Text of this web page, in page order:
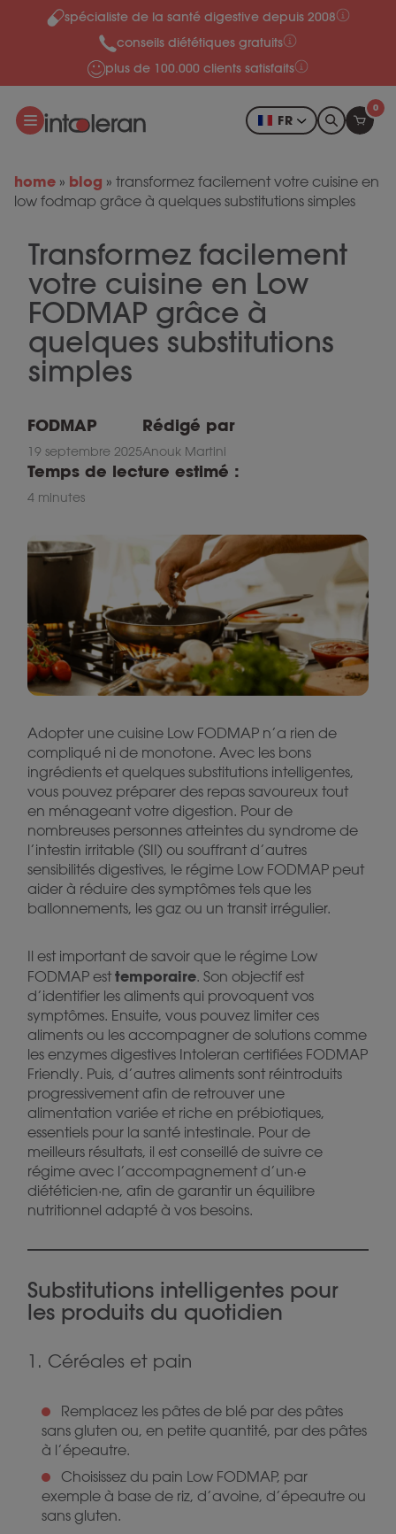
Skip to content
spécialiste de la santé digestive depuis 2008
conseils diététiques gratuits
plus de 100.000 clients satisfaits
FR
0
home » blog » transformez facilement votre cuisine en
low fodmap grâce à quelques substitutions simples
Transformez facilement
votre cuisine en Low
FODMAP grâce à
quelques substitutions
simples
FODMAP
19 septembre 2025
Rédigé par
Anouk Martini
Temps de lecture estimé :
4 minutes
Adopter une cuisine Low FODMAP n’a rien de
compliqué ni de monotone. Avec les bons
ingrédients et quelques substitutions intelligentes,
vous pouvez préparer des repas savoureux tout
en ménageant votre digestion. Pour de
nombreuses personnes atteintes du syndrome de
l’intestin irritable (SII) ou souffrant d’autres
sensibilités digestives, le régime Low FODMAP peut
aider à réduire des symptômes tels que les
ballonnements, les gaz ou un transit irrégulier.
Il est important de savoir que le régime Low
FODMAP esttemporaire. Son objectif est
d’identifier les aliments qui provoquent vos
symptômes. Ensuite, vous pouvez limiter ces
aliments ou les accompagner de solutions comme
les enzymes digestives Intoleran certifiées FODMAP
Friendly. Puis, d’autres aliments sont réintroduits
progressivement afin de retrouver une
alimentation variée et riche en prébiotiques,
essentiels pour la santé intestinale. Pour de
meilleurs résultats, il est conseillé de suivre ce
régime avec l’accompagnement d’un·e
diététicien·ne, afin de garantir un équilibre
nutritionnel adapté à vos besoins.
Substitutions intelligentes pour
les produits du quotidien
1. Céréales et pain
Remplacez les pâtes de blé par des pâtes
sans gluten ou, en petite quantité, par des pâtes
à l’épeautre.
Choisissez du pain Low FODMAP, par
exemple à base de riz, d’avoine, d’épeautre ou
sans gluten.